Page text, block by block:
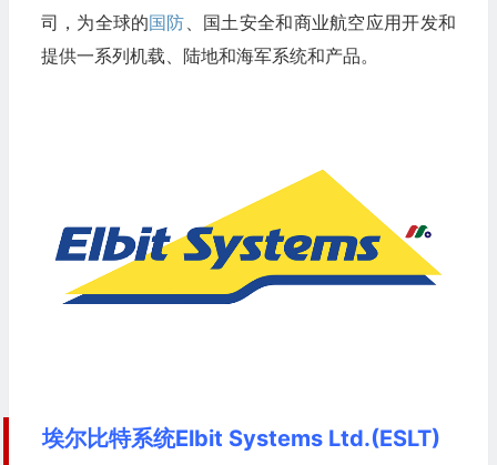
司，为全球的国防 、国土安全和商业航空应用开发和
提供一系列机载、陆地和海军系统和产品。
埃尔比特系统Elbit Systems Ltd.(ESLT)